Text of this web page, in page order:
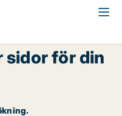
sidor för din